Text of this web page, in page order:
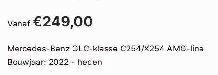
Vanaf €249,00
Mercedes-Benz GLC-klasse C254/X254 AMG-line
Bouwjaar: 2022 - heden